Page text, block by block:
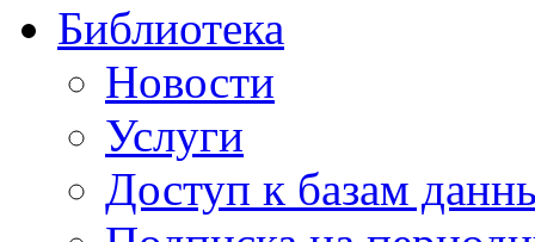
Библиотека
Новости
Услуги
Доступ к базам